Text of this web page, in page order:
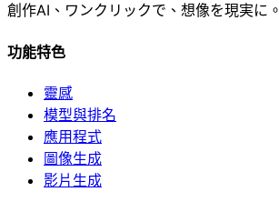
創作AI、ワンクリックで、想像を現実に。
功能特色
靈感
模型與排名
應用程式
圖像生成
影片生成